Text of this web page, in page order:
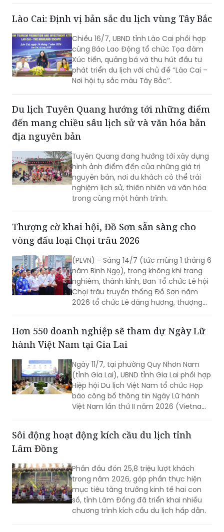
quốc tế, tạo đà cho Lễ hội Vì Hòa bình
2026 và Năm Du lịch Quốc gia - Quảng
Trị 2027.
Lào Cai: Định vị bản sắc du lịch vùng Tây Bắc
Chiều 16/7, UBND tỉnh Lào Cai phối hợp
cùng Báo Lao Động tổ chức Tọa đàm
Xúc tiến, quảng bá và thu hút đầu tư
phát triển du lịch với chủ đề ‘’Lào Cai –
Nơi hội tụ sắc màu Tây Bắc’’.
Du lịch Tuyên Quang hướng tới những điểm
đến mang chiều sâu lịch sử và văn hóa bản
địa nguyên bản
Tuyên Quang đang hướng tới xây dựng
hình ảnh điểm đến của những giá trị
nguyên bản, nơi du khách có thể trải
nghiệm lịch sử, thiên nhiên và văn hóa
trong cùng một hành trình.
Thượng cờ khai hội, Đồ Sơn sẵn sàng cho
vòng đấu loại Chọi trâu 2026
(PLVN) - Sáng 14/7 (tức mùng 1 tháng 6
năm Bính Ngọ), trong không khí trang
nghiêm, thành kính, Ban Tổ chức Lễ hội
Chọi trâu truyền thống Đồ Sơn năm
2026 tổ chức Lễ dâng hương, thượng
chính thức mở đầu mùa lễ hội năm
nay.
Hơn 550 doanh nghiệp sẽ tham dự Ngày Lữ
hành Việt Nam tại Gia Lai
Ngày 11/7, tại phường Quy Nhơn Nam
(tỉnh Gia Lai), UBND tỉnh Gia Lai phối hợp
Hiệp hội Du lịch Việt Nam tổ chức Họp
báo công bố thông tin Ngày Lữ hành
Việt Nam lần thứ II năm 2026 (Vietnam
Sôi động hoạt động kích cầu du lịch tỉnh
Lâm Đồng
Phấn đấu đón 25,8 triệu lượt khách
trong năm 2026, góp phần thực hiện
mục tiêu tăng trưởng kinh tế hai con
số, tỉnh Lâm Đồng đã triển khai nhiều
chương trình kích cầu du lịch hấp dẫn.